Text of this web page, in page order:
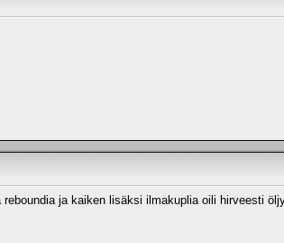
ja kaiken lisäksi ilmakuplia oili hirveesti